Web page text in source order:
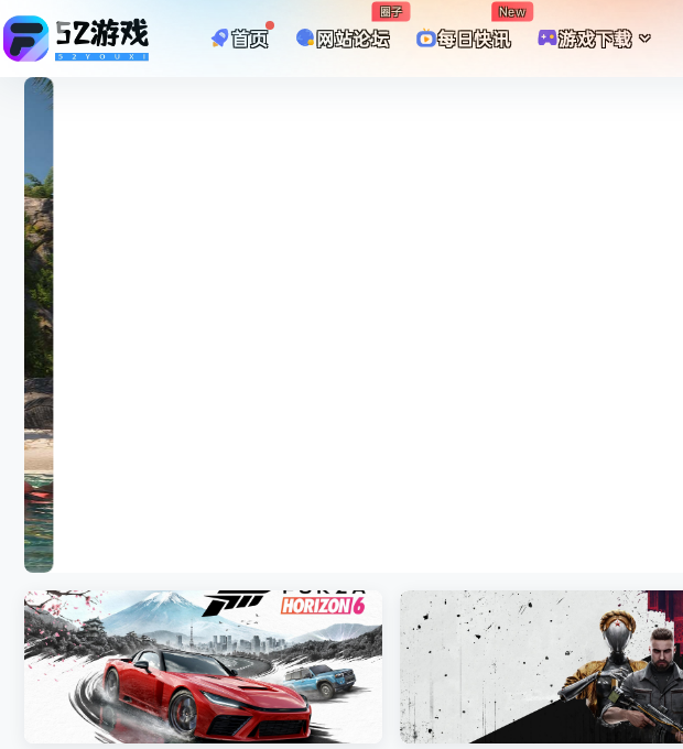
首页 网站论坛
圈子
每日快讯
New
游戏下载
007 初露锋芒（007 First Light ）免安装中文版